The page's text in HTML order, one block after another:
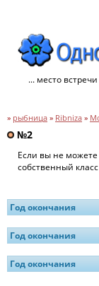
... место
» рыбница » Ribniza »
№2
Если вы не можете
собственный класс
Год окончания
Год окончания
Год окончания